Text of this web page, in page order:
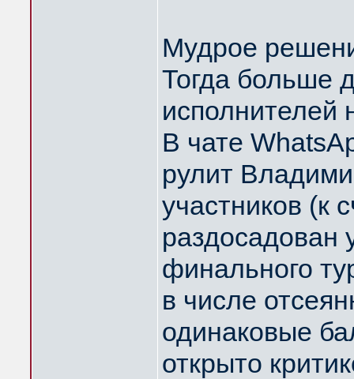
Мудрое
Тогда больше
исполнителей
В чате
рулит
участников (к
раздосадован
финального
в числе
одинаковые
открыто